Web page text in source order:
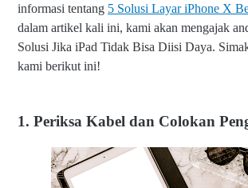
informasi tentang 5 Solusi Layar iPhone X
dalam artikel kali ini, kami akan mengajak
Solusi Jika iPad Tidak Bisa Diisi Daya.
kami berikut ini!
1. Periksa Kabel dan Colokan